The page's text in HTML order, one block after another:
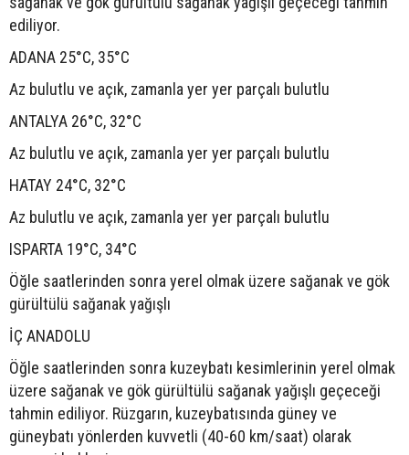
ediliyor.
ADANA 25°C, 35°C
Az bulutlu ve açık, zamanla yer yer parçalı bulutlu
ANTALYA 26°C, 32°C
Az bulutlu ve açık, zamanla yer yer parçalı bulutlu
HATAY 24°C, 32°C
Az bulutlu ve açık, zamanla yer yer parçalı bulutlu
ISPARTA 19°C, 34°C
Öğle saatlerinden sonra yerel olmak üzere sağanak ve gök
gürültülü sağanak yağışlı
İÇ ANADOLU
Öğle saatlerinden sonra kuzeybatı kesimlerinin yerel olmak
üzere sağanak ve gök gürültülü sağanak yağışlı geçeceği
tahmin ediliyor. Rüzgarın, kuzeybatısında güney ve
güneybatı yönlerden kuvvetli (40-60 km/saat) olarak